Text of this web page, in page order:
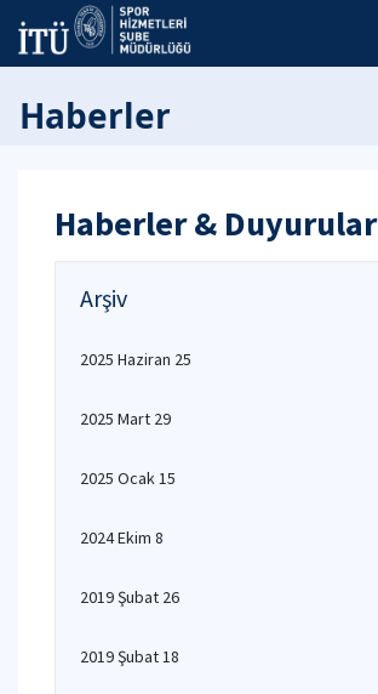
Haberler
Haberler & Duyurular
Arşiv
2025 Haziran 25
2025 Mart 29
2025 Ocak 15
2024 Ekim 8
2019 Şubat 26
2019 Şubat 18